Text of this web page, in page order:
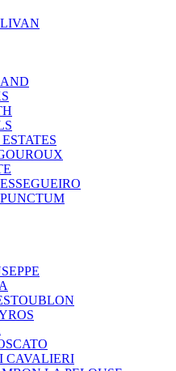
CAVALIERI